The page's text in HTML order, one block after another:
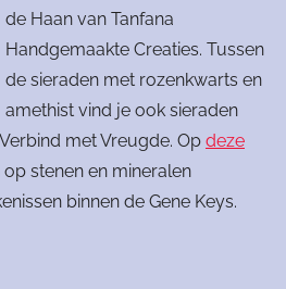
de Haan van Tanfana
Handgemaakte Creaties. Tussen
de sieraden met rozenkwarts en
amethist vind je ook sieraden
met Vreugde. Op deze
stenen en mineralen
binnen de Gene Keys.